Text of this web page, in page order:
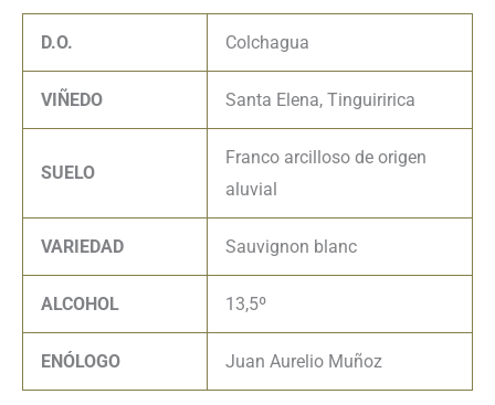
D.O. Colchagua
VIÑEDO Santa Elena, Tinguiririca
SUELO
Franco arcilloso de origen
aluvial
VARIEDAD Sauvignon blanc
ALCOHOL 13,5º
ENÓLOGO Juan Aurelio Muñoz